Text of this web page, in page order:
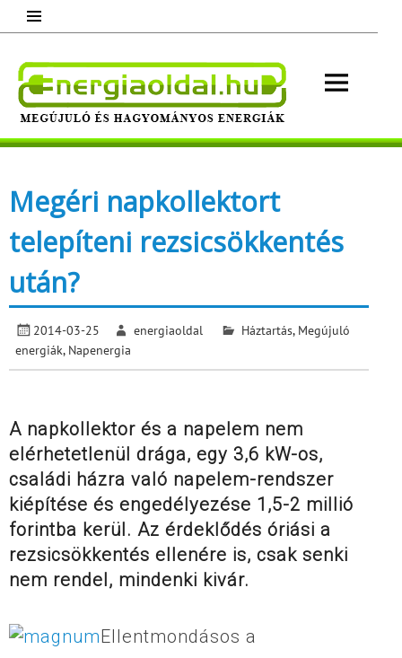
content
Megújuló és hagyományos energiák.
Megéri napkollektort
telepíteni rezsicsökkentés
után?
2014-03-25 energiaoldal Háztartás, Megújuló
energiák, Napenergia
A napkollektor és a napelem nem
elérhetetlenül drága, egy 3,6 kW-os,
családi házra való napelem-rendszer
kiépítése és engedélyezése 1,5-2 millió
forintba kerül. Az érdeklődés óriási a
rezsicsökkentés ellenére is, csak senki
nem rendel, mindenki kivár.
Ellentmondásos a